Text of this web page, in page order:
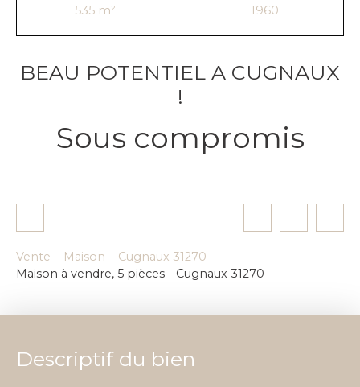
535 m²
1960
BEAU POTENTIEL A CUGNAUX
!
Sous compromis
Vente Maison
Cugnaux 31270
Maison à vendre, 5 pièces - Cugnaux 31270
Descriptif du bien